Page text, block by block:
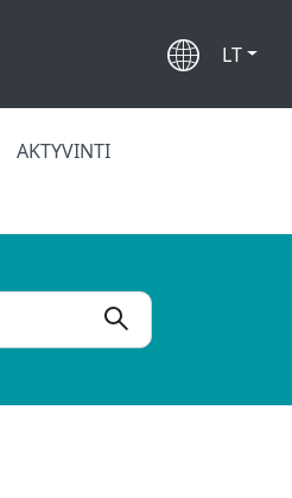
LT
AKTYVINTI